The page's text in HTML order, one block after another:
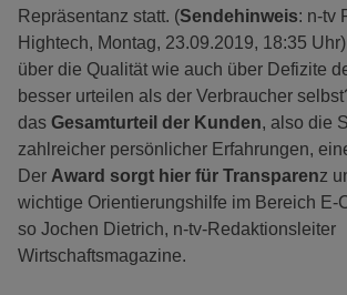
Repräsentanz statt. (Sendehinweis: n-tv
Hightech, Montag, 23.09.2019, 18:35
über die Qualität wie auch über Defizite
besser urteilen als der Verbraucher
das Gesamturteil der Kunden, also die
zahlreicher persönlicher Erfahrungen,
Der Award sorgt hier für Transparenz
wichtige Orientierungshilfe im Bereich E-
so Jochen Dietrich, n-tv-Redaktionsleiter
Wirtschaftsmagazine.